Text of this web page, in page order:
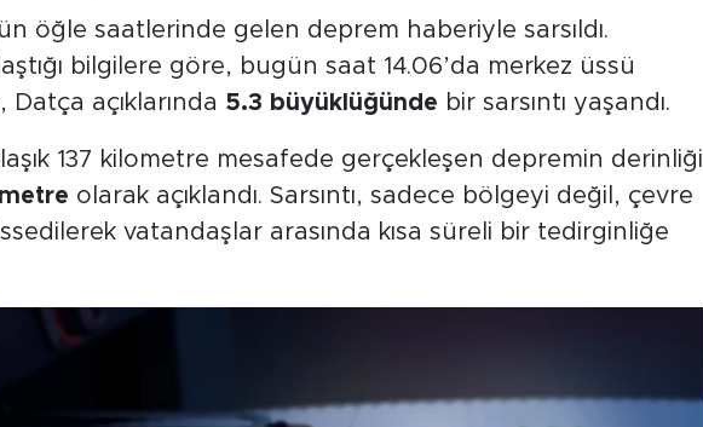
öğle saatlerinde gelen deprem haberiyle sarsıldı.
bilgilere göre, bugün saat 14.06’da merkez üssü
açıklarında 5.3 büyüklüğünde bir sarsıntı yaşandı.
137 kilometre mesafede gerçekleşen depremin derinliği
olarak açıklandı. Sarsıntı, sadece bölgeyi değil, çevre
vatandaşlar arasında kısa süreli bir tedirginliğe